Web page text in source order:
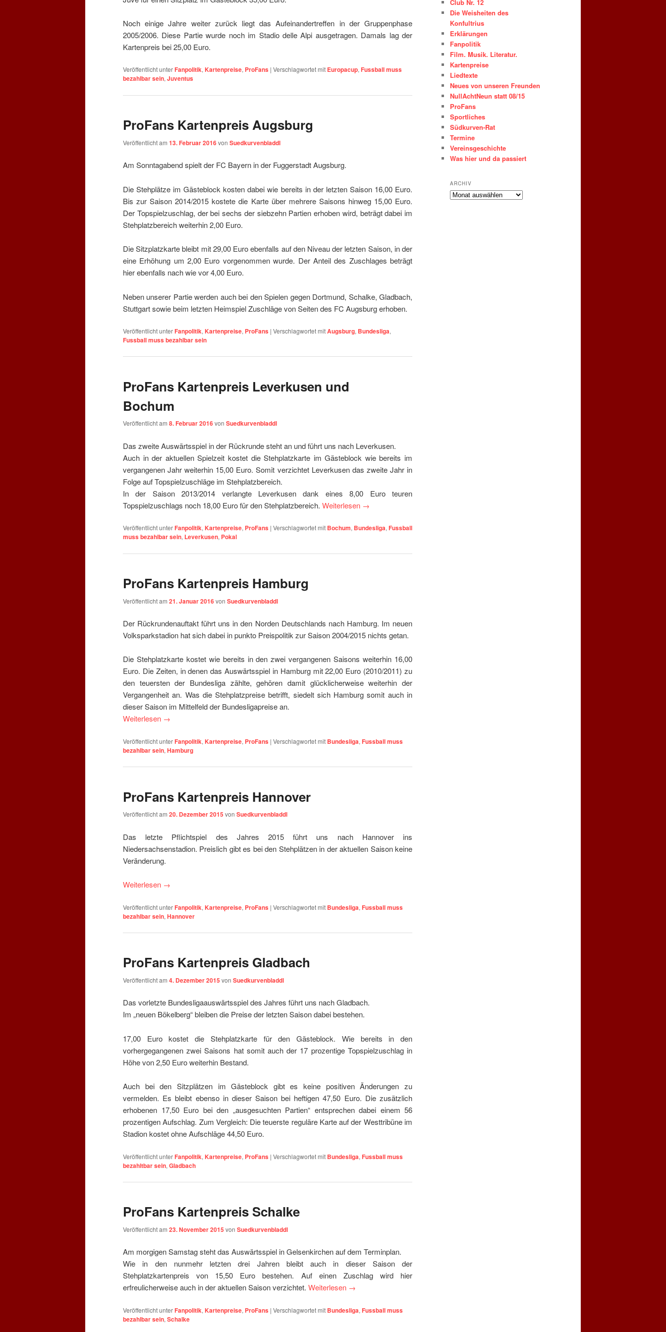
Noch einige Jahre weiter zurück liegt das Aufeinandertreffen in der Gruppenphase
2005/2006. Diese Partie wurde noch im Stadio delle Alpi ausgetragen. Damals lag der
Kartenpreis bei 25,00 Euro.
Veröffentlicht unter Fanpolitik, Kartenpreise, ProFans | Verschlagwortet mit Europacup, Fussball muss
bezahlbar sein,Juventus
ProFans Kartenpreis Augsburg
Veröffentlicht am 13. Februar 2016von Suedkurvenbladdl
Am Sonntagabend spielt der FC Bayern in der Fuggerstadt Augsburg.
Die Stehplätze im Gästeblock kosten dabei wie bereits in der letzten Saison 16,00 Euro.
Bis zur Saison 2014/2015 kostete die Karte über mehrere Saisons hinweg 15,00 Euro.
Der Topspielzuschlag, der bei sechs der siebzehn Partien erhoben wird, beträgt dabei im
Stehplatzbereich weiterhin 2,00 Euro.
Die Sitzplatzkarte bleibt mit 29,00 Euro ebenfalls auf den Niveau der letzten Saison, in der
eine Erhöhung um 2,00 Euro vorgenommen wurde. Der Anteil des Zuschlages beträgt
hier ebenfalls nach wie vor 4,00 Euro.
Neben unserer Partie werden auch bei den Spielen gegen Dortmund, Schalke, Gladbach,
Stuttgart sowie beim letzten Heimspiel Zuschläge von Seiten des FC Augsburg erhoben.
Veröffentlicht unter Fanpolitik, Kartenpreise, ProFans | Verschlagwortet mitAugsburg, Bundesliga,
Fussball muss bezahlbar sein
ProFans Kartenpreis Leverkusen und
Bochum
Veröffentlicht am 8. Februar 2016von Suedkurvenbladdl
Das zweite Auswärtsspiel in der Rückrunde steht an und führt uns nach Leverkusen.
Auch in der aktuellen Spielzeit kostet die Stehplatzkarte im Gästeblock wie bereits im
vergangenen Jahr weiterhin 15,00 Euro. Somit verzichtet Leverkusen das zweite Jahr in
Folge auf Topspielzuschläge im Stehplatzbereich.
In der Saison 2013/2014 verlangte Leverkusen dank eines 8,00 Euro teuren
Topspielzuschlags noch 18,00 Euro für den Stehplatzbereich. Weiterlesen →
Veröffentlicht unter Fanpolitik, Kartenpreise, ProFans | Verschlagwortet mit Bochum, Bundesliga, Fussball
muss bezahlbar sein, Leverkusen, Pokal
ProFans Kartenpreis Hamburg
Veröffentlicht am 21. Januar 2016von Suedkurvenbladdl
Der Rückrundenauftakt führt uns in den Norden Deutschlands nach Hamburg. Im neuen
Volksparkstadion hat sich dabei in punkto Preispolitik zur Saison 2004/2015 nichts getan.
Die Stehplatzkarte kostet wie bereits in den zwei vergangenen Saisons weiterhin 16,00
Euro. Die Zeiten, in denen das Auswärtsspiel in Hamburg mit 22,00 Euro (2010/2011) zu
den teuersten der Bundesliga zählte, gehören damit glücklicherweise weiterhin der
Vergangenheit an. Was die Stehplatzpreise betrifft, siedelt sich Hamburg somit auch in
dieser Saison im Mittelfeld der Bundesligapreise an.
Weiterlesen →
Veröffentlicht unter Fanpolitik, Kartenpreise, ProFans | Verschlagwortet mit Bundesliga, Fussball muss
bezahlbar sein, Hamburg
ProFans Kartenpreis Hannover
Veröffentlicht am 20. Dezember 2015 von Suedkurvenbladdl
Das letzte Pflichtspiel des Jahres 2015 führt uns nach Hannover ins
Niedersachsenstadion. Preislich gibt es bei den Stehplätzen in der aktuellen Saison keine
Veränderung.
Weiterlesen →
Veröffentlicht unter Fanpolitik, Kartenpreise, ProFans | Verschlagwortet mit Bundesliga, Fussball muss
bezahlbar sein, Hannover
ProFans Kartenpreis Gladbach
Veröffentlicht am 4. Dezember 2015 von Suedkurvenbladdl
Das vorletzte Bundesligaauswärtsspiel des Jahres führt uns nach Gladbach.
Im „neuen Bökelberg“ bleiben die Preise der letzten Saison dabei bestehen.
17,00 Euro kostet die Stehplatzkarte für den Gästeblock. Wie bereits in den
vorhergegangenen zwei Saisons hat somit auch der 17 prozentige Topspielzuschlag in
Höhe von 2,50 Euro weiterhin Bestand.
Auch bei den Sitzplätzen im Gästeblock gibt es keine positiven Änderungen zu
vermelden. Es bleibt ebenso in dieser Saison bei heftigen 47,50 Euro. Die zusätzlich
erhobenen 17,50 Euro bei den „ausgesuchten Partien“ entsprechen dabei einem 56
prozentigen Aufschlag. Zum Vergleich: Die teuerste reguläre Karte auf der Westtribüne im
Stadion kostet ohne Aufschläge 44,50 Euro.
Veröffentlicht unter Fanpolitik, Kartenpreise, ProFans | Verschlagwortet mit Bundesliga, Fussball muss
bezahltbar sein, Gladbach
ProFans Kartenpreis Schalke
Veröffentlicht am 23. November 2015 von Suedkurvenbladdl
Am morgigen Samstag steht das Auswärtsspiel in Gelsenkirchen auf dem Terminplan.
Wie in den nunmehr letzten drei Jahren bleibt auch in dieser Saison der
Stehplatzkartenpreis von 15,50 Euro bestehen. Auf einen Zuschlag wird hier
erfreulicherweise auch in der aktuellen Saison verzichtet. Weiterlesen →
Veröffentlicht unter Fanpolitik, Kartenpreise, ProFans | Verschlagwortet mit Bundesliga, Fussball muss
bezahlbar sein, Schalke
Club Nr. 12
Die Weisheiten des
Konfultrius
Erklärungen
Fanpolitik
Film. Musik. Literatur.
Kartenpreise
Liedtexte
Neues von unseren Freunden
NullAchtNeun statt 08/15
ProFans
Sportliches
Südkurven-Rat
Termine
Vereinsgeschichte
Was hier und da passiert
ARCHIV
ARCHIV